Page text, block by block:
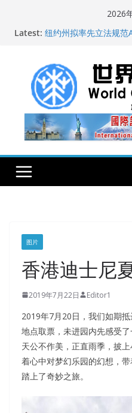
2026
Latest: 全球新闻业正面临“代
玛雅的世界
世界华文大众传播媒体
从一杯沉香叶茶到一缕
海南沉香文化考察纪行
图片
香港迪士尼
2019年7月22日 Editor1
2019年7月20日，我们如期
地点取票，未进园内先感受
天公不作美，正直雨季，披
着心中对梦幻乐园的幻想，
踏上了奇妙之旅。